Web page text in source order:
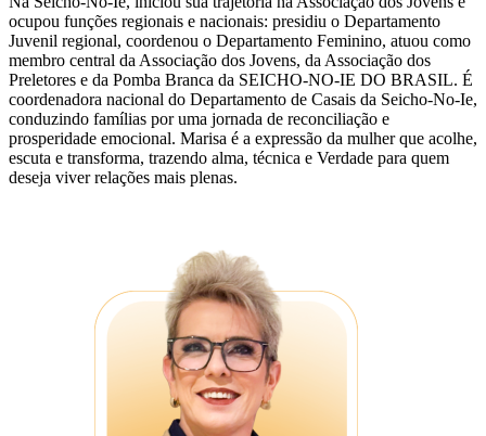
ocupou funções regionais e nacionais: presidiu o Departamento
Juvenil regional, coordenou o Departamento Feminino, atuou como
membro central da Associação dos Jovens, da Associação dos
Preletores e da Pomba Branca da SEICHO-NO-IE DO BRASIL. É
coordenadora nacional do Departamento de Casais da Seicho-No-Ie,
conduzindo famílias por uma jornada de reconciliação e
prosperidade emocional. Marisa é a expressão da mulher que acolhe,
escuta e transforma, trazendo alma, técnica e Verdade para quem
deseja viver relações mais plenas.